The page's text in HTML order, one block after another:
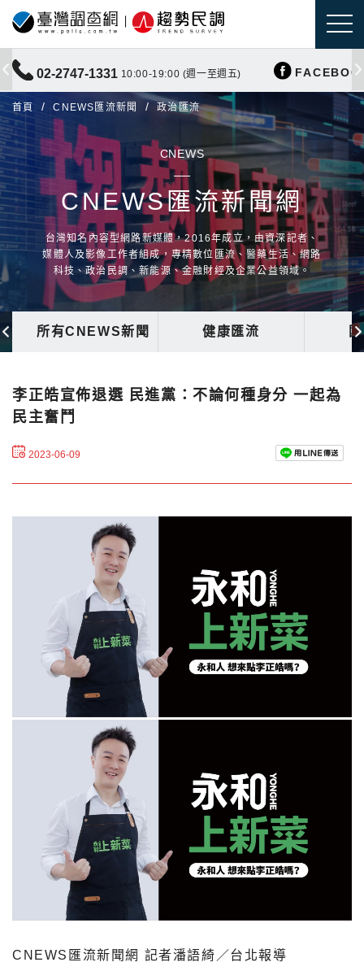
02-2747-1331 10:00-19:00 (週一至週五)
首頁 CNEWS匯流新聞 政治匯流
CNEWS
CNEWS匯流新聞網
台灣知名內容型網路新媒體，2016年成立，由資深記者、
媒體人及影像工作者組成，專精數位匯流、醫藥生活、網路
科技、政治民調、新能源、金融財經及企業公益領域。
所有CNEWS新聞 健康匯流
李正皓宣佈退選 民進黨：不論何種身分 一起為
民主奮鬥
2023-06-09
CNEWS匯流新聞網 記者潘語綺／台北報導